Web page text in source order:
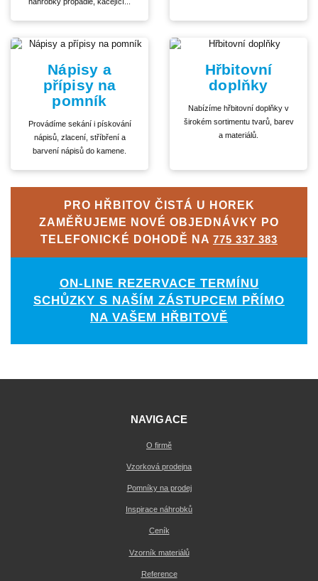
Nápisy a
přípisy na
pomník
Provádíme sekání i pískování
nápisů, zlacení, stříbření a
barvení nápisů do kamene.
Hřbitovní
doplňky
Nabízíme hřbitovní doplňky v
širokém sortimentu tvarů, barev
a materiálů.
PRO HŘBITOV ČISTÁ U HOREK
ZAMĚŘUJEME NOVÉ OBJEDNÁVKY PO
TELEFONICKÉ DOHODĚ NA 775 337 383
ON-LINE REZERVACE TERMÍNU
SCHŮZKY S NAŠÍM ZÁSTUPCEM PŘÍMO
NA VAŠEM HŘBITOVĚ
NAVIGACE
O firmě
Vzorková prodejna
Pomníky na prodej
Inspirace náhrobků
Ceník
Vzorník materiálů
Reference